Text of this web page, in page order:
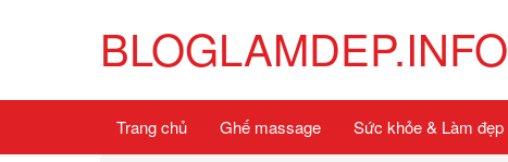
BLOGLAMDEP.INFO
Trang chủ Ghế massage Sức khỏe & Làm đẹp